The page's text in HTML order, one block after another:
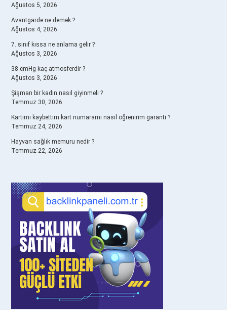
Ağustos 5, 2026
Avantgarde ne demek ?
Ağustos 4, 2026
7. sınıf kıssa ne anlama gelir ?
Ağustos 3, 2026
38 cmHg kaç atmosferdir ?
Ağustos 3, 2026
Şişman bir kadın nasıl giyinmeli ?
Temmuz 30, 2026
Kartımı kaybettim kart numaramı nasıl öğrenirim garanti ?
Temmuz 24, 2026
Hayvan sağlık memuru nedir ?
Temmuz 22, 2026